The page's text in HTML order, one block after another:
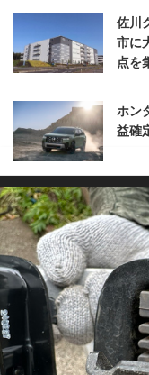
佐川
市に
点を
ホン
益確